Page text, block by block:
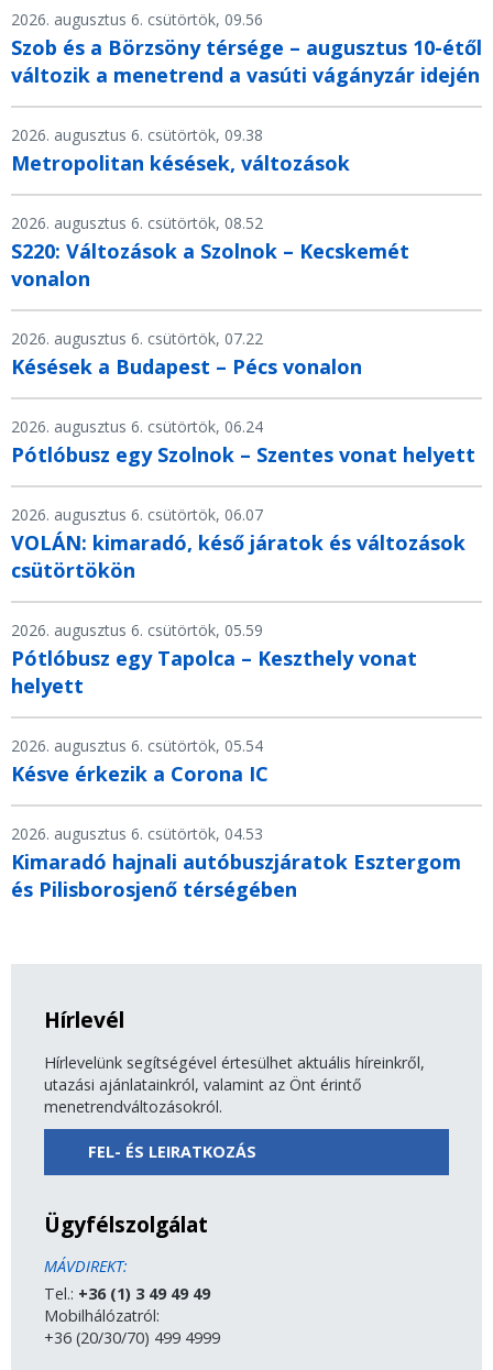
2026. augusztus 6. csütörtök, 09.56
Szob és a Börzsöny térsége – augusztus 10-étől
változik a menetrend a vasúti vágányzár idején
2026. augusztus 6. csütörtök, 09.38
Metropolitan késések, változások
2026. augusztus 6. csütörtök, 08.52
S220: Változások a Szolnok – Kecskemét
vonalon
2026. augusztus 6. csütörtök, 07.22
Késések a Budapest – Pécs vonalon
2026. augusztus 6. csütörtök, 06.24
Pótlóbusz egy Szolnok – Szentes vonat helyett
2026. augusztus 6. csütörtök, 06.07
VOLÁN: kimaradó, késő járatok és változások
csütörtökön
2026. augusztus 6. csütörtök, 05.59
Pótlóbusz egy Tapolca – Keszthely vonat
helyett
2026. augusztus 6. csütörtök, 05.54
Késve érkezik a Corona IC
2026. augusztus 6. csütörtök, 04.53
Kimaradó hajnali autóbuszjáratok Esztergom
és Pilisborosjenő térségében
Hírlevél
Hírlevelünk segítségével értesülhet aktuális híreinkről,
utazási ajánlatainkról, valamint az Önt érintő
menetrendváltozásokról.
FEL- ÉS LEIRATKOZÁS
Ügyfélszolgálat
MÁVDIREKT:
Tel.: +36 (1) 3 49 49 49
Mobilhálózatról:
+36 (20/30/70) 499 4999